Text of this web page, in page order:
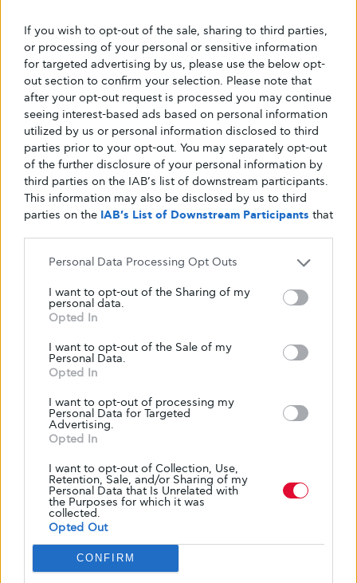
If you wish to opt-out of the sale, sharing to third parties,
or processing of your personal or sensitive information
for targeted advertising by us, please use the below opt-
out section to confirm your selection. Please note that
after your opt-out request is processed you may continue
seeing interest-based ads based on personal information
utilized by us or personal information disclosed to third
parties prior to your opt-out. You may separately opt-out
of the further disclosure of your personal information by
third parties on the IAB’s list of downstream participants.
This information may also be disclosed by us to third
parties on the IAB’s List of Downstream Participants that
Personal Data Processing Opt Outs
I want to opt-out of the Sharing of my
personal data.
Opted In
I want to opt-out of the Sale of my
Personal Data.
Opted In
I want to opt-out of processing my
Personal Data for Targeted
Advertising.
Opted In
I want to opt-out of Collection, Use,
Retention, Sale, and/or Sharing of my
Personal Data that Is Unrelated with
the Purposes for which it was
collected.
Opted Out
CONFIRM
Η μελέτη αποτελεί μέρος της συνεχιζόμενης
έρευνας του Δρ Hazen για παράγοντες που
συμβάλλουν στον υπολειπόμενο
καρδιαγγειακό κίνδυνο. Η ομάδα του
παρακολουθεί ασθενείς με την πάροδο του
χρόνου και βρίσκει χημικά ίχνη στο αίμα που
μπορούν να προβλέψουν τη μελλοντική
ανάπτυξη καρδιακών και μεταβολικών
παθήσεων. Έχει κάνει πρωτοποριακές
ανακαλύψεις στην έρευνα για την
σπερματικής ανακάλυψης που συνδέει τις
μικροβιακές οδούς του εντέρου με τις
καρδιαγγειακές παθήσεις και τις μεταβολικές
Ο Δρ Hazen διευθύνει επίσης το Κέντρο
Μικροβιώματος και Ανθρώπινης Υγείας της
Cleveland Clinic και κατέχει την Έδρα Jan
Bleeksma στη Βιολογία των Αγγειακών
Κυττάρων και την Αθηροσκλήρωση.
Πηγή
Διαβάστε περισσότερα: